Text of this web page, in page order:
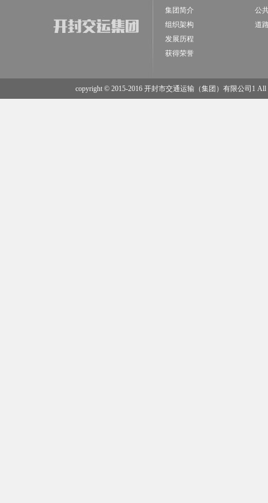
集团简介
组织架构
发展历程
获得荣誉
公
道
copyright © 2015-2016 开封市交通运输（集团）有限公司1 All